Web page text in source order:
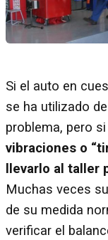
Si el auto en
se ha utilizado
problema, pero
vibraciones o
llevarlo al
Muchas veces
de su medida
verificar el